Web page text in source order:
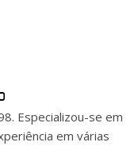
Especializou-se em
em várias